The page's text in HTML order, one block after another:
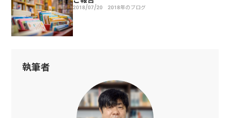
2018/07/20 2018年のブログ
執筆者